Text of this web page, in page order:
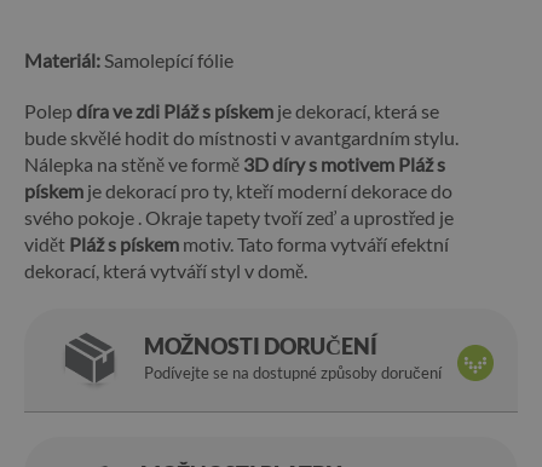
Materiál: Samolepící fólie
Polep díra ve zdi Pláž s pískem je dekorací, která se
bude skvělé hodit do místnosti v avantgardním stylu.
Nálepka na stěně ve formě 3D díry s motivem Pláž s
pískem je dekorací pro ty, kteří moderní dekorace do
svého pokoje . Okraje tapety tvoří zeď a uprostřed je
vidět Pláž s pískem motiv. Tato forma vytváří efektní
dekorací, která vytváří styl v domě.
MOŽNOSTI DORUČENÍ
Podívejte se na dostupné způsoby doručení